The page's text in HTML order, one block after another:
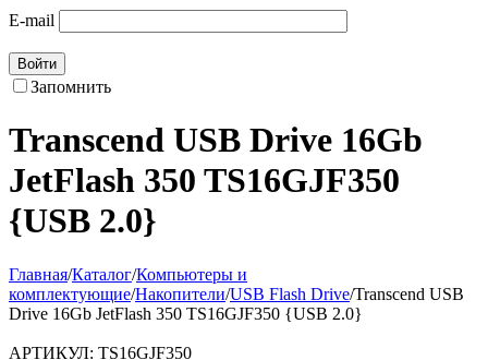
E-mail
Войти
Запомнить
Transcend USB Drive 16Gb
JetFlash 350 TS16GJF350
{USB 2.0}
Главная/Каталог/Компьютеры и
комплектующие/Накопители/USB Flash Drive/Transcend USB
Drive 16Gb JetFlash 350 TS16GJF350 {USB 2.0}
АРТИКУЛ: TS16GJF350